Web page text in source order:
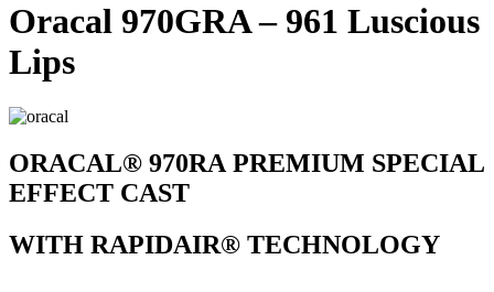
Oracal 970GRA – 961 Luscious
Lips
ORACAL® 970RA PREMIUM SPECIAL
EFFECT CAST
WITH RAPIDAIR® TECHNOLOGY